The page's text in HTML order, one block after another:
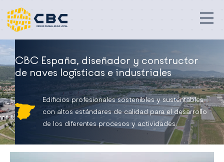
CBC España, diseñador y constructor
de naves logísticas e industriales
Edificios profesionales sostenibles y sustentables
con altos estándares de calidad para el desarrollo
de los diferentes procesos y actividades.
Nuestra misión
Compromisos
Proyectos
Quiénes somos